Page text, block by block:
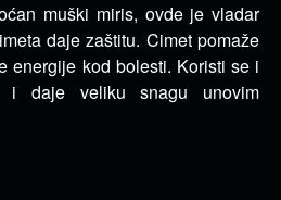
muški miris, ovde je vladar
daje zaštitu. Cimet pomaže
energije kod bolesti. Koristi se i
i daje veliku snagu unovim